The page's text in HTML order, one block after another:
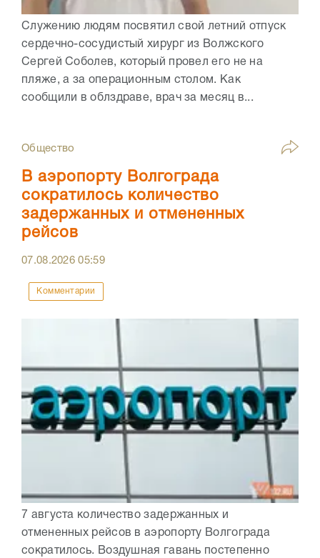
Служению людям посвятил свой летний отпуск
сердечно-сосудистый хирург из Волжского
Сергей Соболев, который провел его не на
пляже, а за операционным столом. Как
сообщили в облздраве, врач за месяц в...
Общество
В аэропорту Волгограда
сократилось количество
задержанных и отмененных
рейсов
07.08.202605:59
Комментарии
7 августа количество задержанных и
отмененных рейсов в аэропорту Волгограда
сократилось. Воздушная гавань постепенно